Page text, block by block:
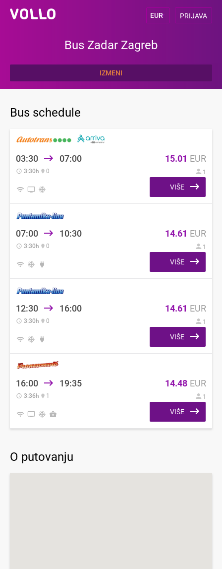
PRIJAVA
Bus Zadar Zagreb
IZMENI
Bus schedule
03:30 07:00
3:30 h 0
15.01 EUR
1
VIŠE
07:00 10:30
3:30 h 0
14.61 EUR
1
VIŠE
12:30 16:00
3:30 h 0
14.61 EUR
1
VIŠE
16:00 19:35
3:36h 1
14.48 EUR
1
VIŠE
O putovanju